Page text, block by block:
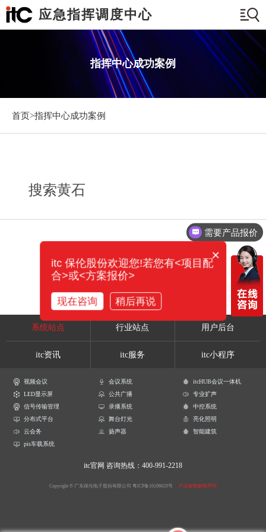
应急指挥调度中心
指挥中心成功案例
首页>指挥中心成功案例
搜索黄石
系统站点 行业站点 用户后台
itc资讯 itc服务 itc小程序
视频会议 会议系统
itcHUB会议一体机
LED显示屏
公共广播
专业扩声
信号传输管理
录播系统
中控系统
分布式平台
舞台灯光
亮化照明
云会务
扬声器
智能建筑
pis车载系统
itc官网 咨询热线：400-991-2218
Copyright © 广东保伦电子股份有限公司 粤ICP备16106620号 产品参数解释声明
需要产品报价
×
itc 保伦股份欢迎您!若您有<项目配
合>或<方案报价>
现在咨询 稍后再说